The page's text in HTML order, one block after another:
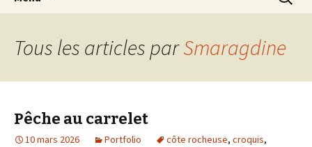
Tous les articles parSmaragdine
Pêche au carrelet
10 mars 2026 Portfolio côte rocheuse, croquis,